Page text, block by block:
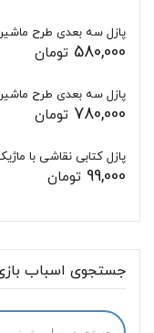
پازل سه بعدی طرح
580,000 تومان
پازل سه بعدی طرح
780,000 تومان
پازل کتابی نقاشی با
99,000 تومان
جستجوی اسباب